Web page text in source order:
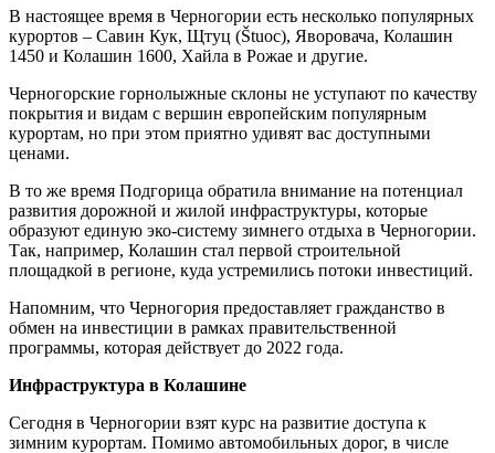
В настоящее время в Черногории есть несколько популярных
курортов – Савин Кук, Щтуц (Štuoc), Яворовача, Колашин
1450 и Колашин 1600, Хайла в Рожае и другие.
Черногорские горнолыжные склоны не уступают по качеству
покрытия и видам с вершин европейским популярным
курортам, но при этом приятно удивят вас доступными
ценами.
В то же время Подгорица обратила внимание на потенциал
развития дорожной и жилой инфраструктуры, которые
образуют единую эко-систему зимнего отдыха в Черногории.
Так, например, Колашин стал первой строительной
площадкой в ​​регионе, куда устремились потоки инвестиций.
Напомним, что Черногория предоставляет гражданство в
обмен на инвестиции в рамках правительственной
программы, которая действует до 2022 года.
Инфраструктура в Колашине
Сегодня в Черногории взят курс на развитие доступа к
зимним курортам. Помимо автомобильных дорог, в числе